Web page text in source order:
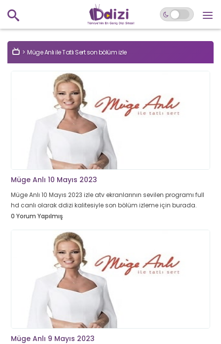
Müge Anlı ile Tatlı Sert son bölüm izle
Müge Anlı 10 Mayıs 2023
Müge Anlı 10 Mayıs 2023 izle atv ekranlarının sevilen programı full
hd canlı olarak ddizi kalitesiyle son bölüm izleme için burada.
0 Yorum Yapılmış
Müge Anlı 9 Mayıs 2023